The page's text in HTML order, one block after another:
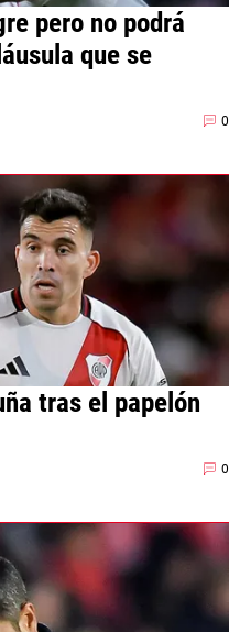
pero no podrá
que se
0
tras el papelón
0